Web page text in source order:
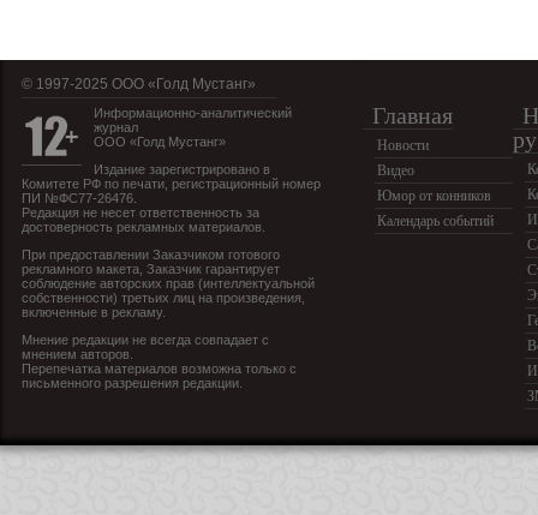
© 1997-2025 OOO «Голд Мустанг»
Информационно-аналитический
журнал
ООО «Голд Мустанг»
Издание зарегистрировано в
Комитете РФ по печати, регистрационный номер
ПИ №ФС77-26476.
Редакция не несет ответственность за
достоверность рекламных материалов.
При предоставлении Заказчиком готового
рекламного макета, Заказчик гарантирует
соблюдение авторских прав (интеллектуальной
собственности) третьих лиц на произведения,
включенные в рекламу.
Мнение редакции не всегда совпадает с
мнением авторов.
Перепечатка материалов возможна только с
письменного разрешения редакции.
Главная
Новости
Видео
Юмор от конников
Календарь событий